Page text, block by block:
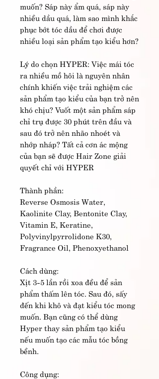
muốn? Sáp này ẩm quá, sáp này
nhiều dầu quá, làm sao mình khắc
phục bớt tóc dầu để chơi được
nhiều loại sản phẩm tạo kiểu hơn?
Lý do chọn HYPER: Việc mái tóc
ra nhiều mồ hôi là nguyên nhân
chính khiến việc trải nghiệm các
sản phẩm tạo kiểu của bạn trở nên
khó chịu? Vuốt một sản phẩm sáp
chỉ trụ được 30 phút trên đầu và
sau đó trở nên nhão nhoét và
nhớp nháp? Tất cả cơn ác mộng
của bạn sẽ được Hair Zone giải
quyết chỉ với HYPER
Thành phần:
Reverse Osmosis Water,
Kaolinite Clay, Bentonite Clay,
Vitamin E, Keratine,
Polyvinylpyrrolidone K30,
Fragrance Oil, Phenoxyethanol
Cách dùng:
Xịt 3-5 lần rồi xoa đều để sản
phẩm thấm lên tóc. Sau đó, sấy
đến khi khô và đạt kiểu tóc mong
muốn. Bạn cũng có thể dùng
Hyper thay sản phẩm tạo kiểu
nếu muốn tạo các mẫu tóc bồng
bềnh.
Công dụng: